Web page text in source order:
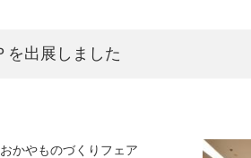
を出展しました
かやものづくりフェア